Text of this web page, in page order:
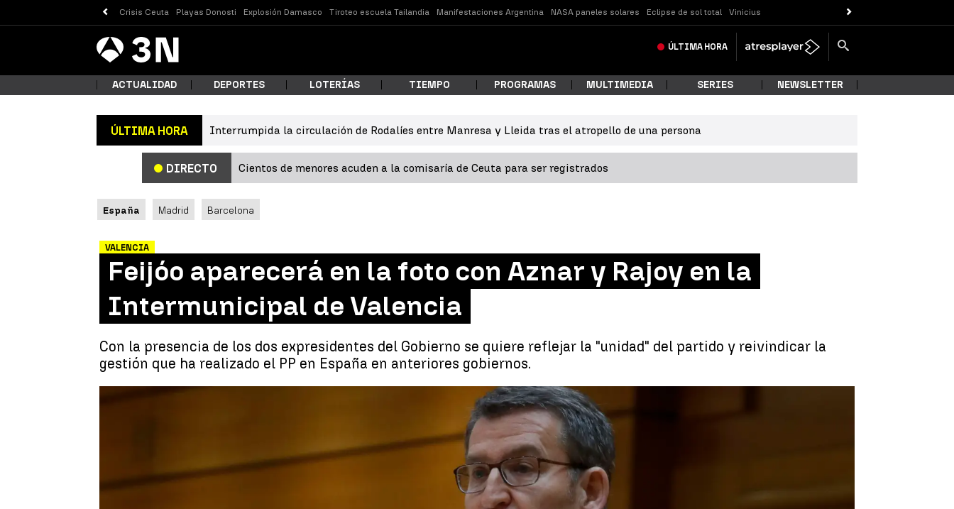
Crisis Ceuta Playas Donosti Explosión Damasco Tiroteo escuela Tailandia Manifestaciones Argentina NASA paneles solares Eclipse de sol total Vinicius
Antena
3 Noticias ÚLTIMA HORA
¿Qué estás buscando?
Buscar
ACTUALIDAD DEPORTES LOTERÍAS TIEMPO PROGRAMAS MULTIMEDIA SERIES NEWSLETTER
ÚLTIMA HORA Interrumpida la circulación de Rodalíes entre Manresa y Lleida tras el atropello de una persona
DIRECTO Cientos de menores acuden a la comisaría de Ceuta para ser registrados
España Madrid Barcelona
VALENCIA
Feijóo aparecerá en la foto con Aznar y Rajoy en la
Intermunicipal de Valencia
Con la presencia de los dos expresidentes del Gobierno se quiere reflejar la "unidad" del partido y reivindicar la
gestión que ha realizado el PP en España en anteriores gobiernos.